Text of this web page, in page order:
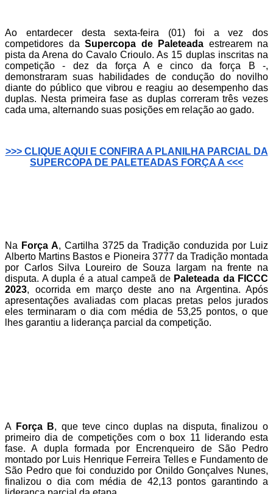
Ao entardecer desta sexta-feira (01) foi a vez dos
competidores da Supercopa de Paleteada estrearem na
pista da Arena do Cavalo Crioulo. As 15 duplas inscritas na
competição - dez da força A e cinco da força B -,
demonstraram suas habilidades de condução do novilho
diante do público que vibrou e reagiu ao desempenho das
duplas. Nesta primeira fase as duplas correram três vezes
cada uma, alternando suas posições em relação ao gado.
>>> CLIQUE AQUI E CONFIRA A PLANILHA PARCIAL DA
SUPERCOPA DE PALETEADAS FORÇA A <<<
Na Força A, Cartilha 3725 da Tradição conduzida por Luiz
Alberto Martins Bastos e Pioneira 3777 da Tradição montada
por Carlos Silva Loureiro de Souza largam na frente na
disputa. A dupla é a atual campeã de Paleteada da FICCC
2023, ocorrida em março deste ano na Argentina. Após
apresentações avaliadas com placas pretas pelos jurados
eles terminaram o dia com média de 53,25 pontos, o que
lhes garantiu a liderança parcial da competição.
A Força B, que teve cinco duplas na disputa, finalizou o
primeiro dia de competições com o box 11 liderando esta
fase. A dupla formada por Encrenqueiro de São Pedro
montado por Luis Henrique Ferreira Telles e Fundamento de
São Pedro que foi conduzido por Onildo Gonçalves Nunes,
finalizou o dia com média de 42,13 pontos garantindo a